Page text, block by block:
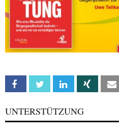
Facebook Twitter Linkedin Xing
UNTERSTÜTZUNG